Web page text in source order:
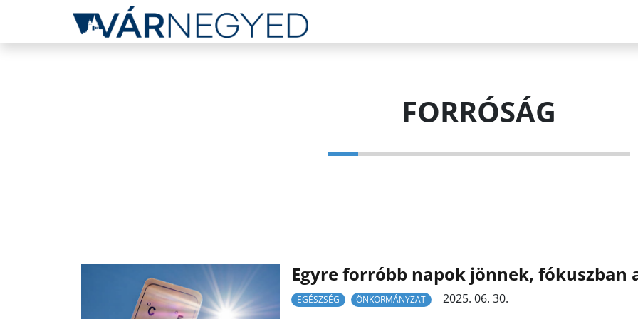
FORRÓSÁG
Egyre forróbb napok jönnek, fókuszban
EGÉSZSÉG ÖNKORMÁNYZAT 2025. 06. 30.